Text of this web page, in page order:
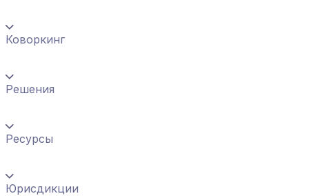
Коворкинг
Решения
Ресурсы
Юрисдикции